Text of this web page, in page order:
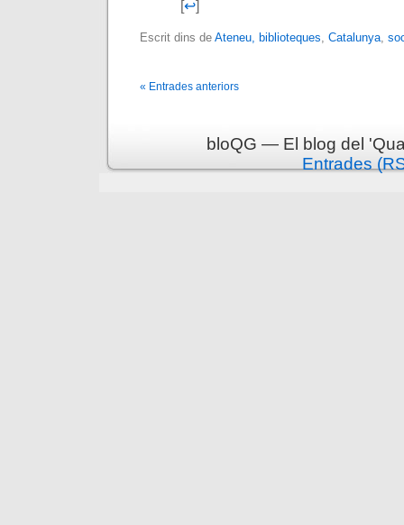
[↩]
Escrit dins de Ateneu, biblioteques, Catalunya,
« Entrades anteriors
bloQG — El blog del
Entrades